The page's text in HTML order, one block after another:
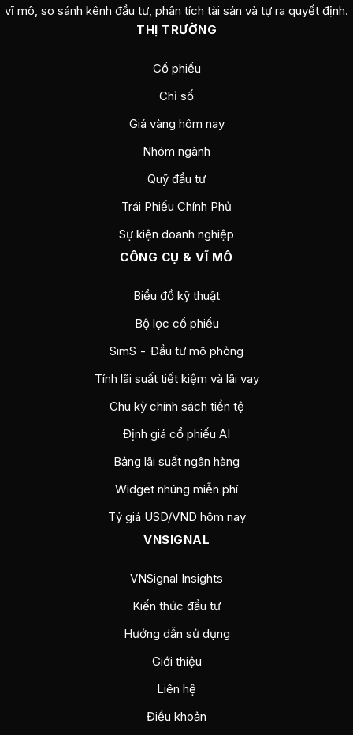
vĩ mô, so sánh kênh đầu tư, phân tích tài sản và tự ra quyết định.
THỊ TRƯỜNG
Cổ phiếu
Chỉ số
Giá vàng hôm nay
Nhóm ngành
Quỹ đầu tư
Trái Phiếu Chính Phủ
Sự kiện doanh nghiệp
CÔNG CỤ & VĨ MÔ
Biểu đồ kỹ thuật
Bộ lọc cổ phiếu
SimS - Đầu tư mô phỏng
Tính lãi suất tiết kiệm và lãi vay
Chu kỳ chính sách tiền tệ
Định giá cổ phiếu AI
Bảng lãi suất ngân hàng
Widget nhúng miễn phí
Tỷ giá USD/VND hôm nay
VNSIGNAL
VNSignal Insights
Kiến thức đầu tư
Hướng dẫn sử dụng
Giới thiệu
Liên hệ
Điều khoản